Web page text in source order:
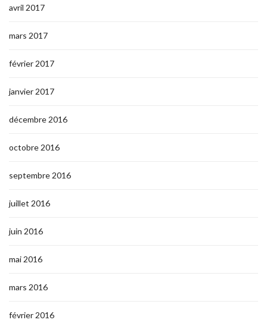
avril 2017
mars 2017
février 2017
janvier 2017
décembre 2016
octobre 2016
septembre 2016
juillet 2016
juin 2016
mai 2016
mars 2016
février 2016